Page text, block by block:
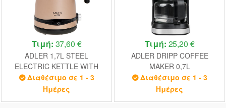
Τιμή: 37,60 €
ADLER 1,7L STEEL
ELECTRIC KETTLE WITH
LCD AND TEMPERATURE
CONTROL GOLD
Διαθέσιμο σε 1 - 3
Ημέρες
Τιμή: 25,20 €
ADLER DRIPP COFFEE
MAKER 0,7L
Διαθέσιμο σε 1 - 3
Ημέρες